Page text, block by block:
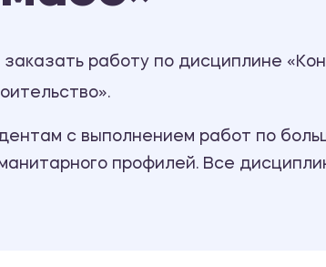
работу по дисциплине
с выполнением работ по
профилей. Все